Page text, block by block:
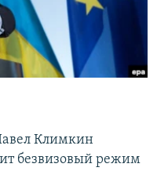
Климкин
безвизовый режим